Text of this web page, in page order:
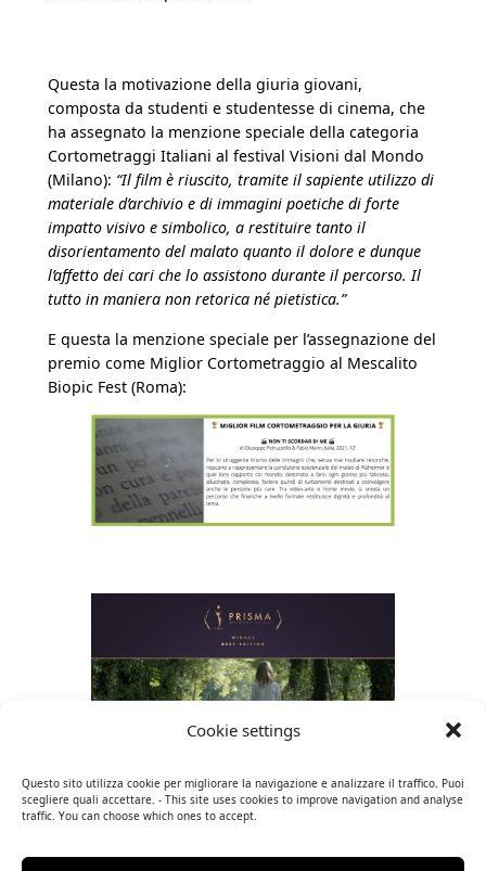
Cookie settings
Questo sito utilizza cookie per migliorare la navigazione e analizzare il traffico. Puoi
scegliere quali accettare. - This site uses cookies to improve navigation and analyse
traffic. You can choose which ones to accept.
Questa la motivazione della giuria giovani,
composta da studenti e studentesse di cinema, che
ha assegnato la menzione speciale della categoria
Cortometraggi Italiani al festival Visioni dal Mondo
(Milano): “Il film è riuscito, tramite il sapiente utilizzo di
materiale d’archivio e di immagini poetiche di forte
impatto visivo e simbolico, a restituire tanto il
disorientamento del malato quanto il dolore e dunque
l’affetto dei cari che lo assistono durante il percorso. Il
tutto in maniera non retorica né pietistica.”
E questa la menzione speciale per l’assegnazione del
premio come Miglior Cortometraggio al Mescalito
Biopic Fest (Roma):